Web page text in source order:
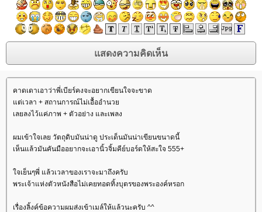
คาดเดาเอาว่าพี่เบียร์คงจะอยากเขียนใจจะขาด
ต่เวลา + สถานการณ์ไม่เอื้ออำนว
เลยลงไว้แค่ภาพ + ตัวอย่าง และเพลง
ผมเข้าใจเลย วัตถุดิบมันน่าดู ประเด็นมันน่าเขียนขนาดนี้
เห็นแล้วมันคันมืออยากจะเอานิ้วจิ้มคีย์บอร์ดให้สะใจ 555+
จเย็นๆพี่ แล้วเวลาของเราจะมาถึงครับ
พระเจ้าแห่งตัวหนังสือไม่เคยทอดทิ้งบุตรของพระองค์หรอก
เรื่องลิ้งค์ข้อความผมส่งเข้าเมล์ให้แล้วนะครับ ^^